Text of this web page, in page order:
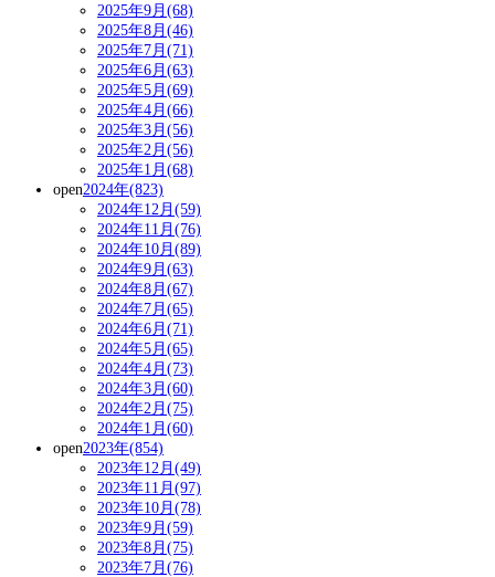
2025年9月(68)
2025年8月(46)
2025年7月(71)
2025年6月(63)
2025年5月(69)
2025年4月(66)
2025年3月(56)
2025年2月(56)
2025年1月(68)
open2024年(823)
2024年12月(59)
2024年11月(76)
2024年10月(89)
2024年9月(63)
2024年8月(67)
2024年7月(65)
2024年6月(71)
2024年5月(65)
2024年4月(73)
2024年3月(60)
2024年2月(75)
2024年1月(60)
open2023年(854)
2023年12月(49)
2023年11月(97)
2023年10月(78)
2023年9月(59)
2023年8月(75)
2023年7月(76)